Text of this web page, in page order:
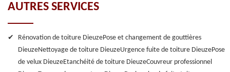
AUTRES SERVICES
Rénovation de toiture DieuzePose et changement de gouttières
DieuzeNettoyage de toiture DieuzeUrgence fuite de toiture DieuzePose
de velux DieuzeEtanchéité de toiture DieuzeCouvreur professionnel